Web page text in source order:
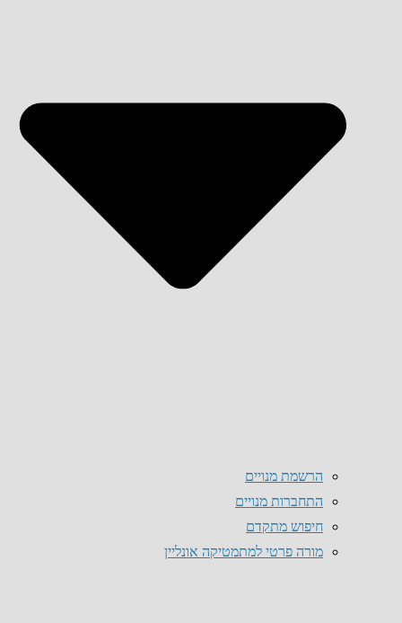
הרשמת מנויים
התחברות מנויים
חיפוש מתקדם
מורה פרטי למתמטיקה אונליין